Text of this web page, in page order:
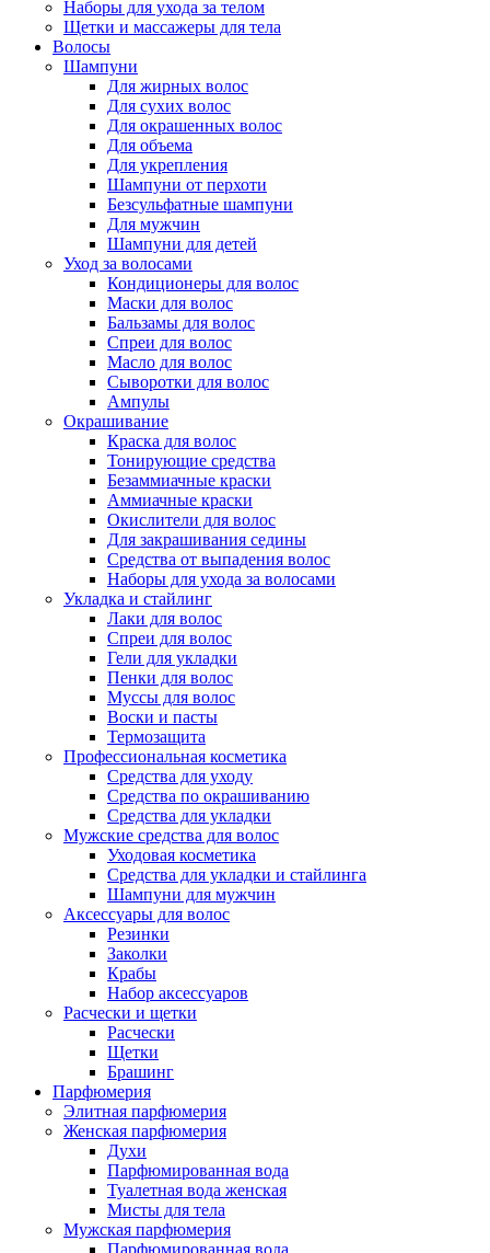
Наборы для ухода за телом
Щетки и массажеры для тела
Волосы
Шампуни
Для жирных волос
Для сухих волос
Для окрашенных волос
Для объема
Для укрепления
Шампуни от перхоти
Безсульфатные шампуни
Для мужчин
Шампуни для детей
Уход за волосами
Кондиционеры для волос
Маски для волос
Бальзамы для волос
Спреи для волос
Масло для волос
Сыворотки для волос
Ампулы
Окрашивание
Краска для волос
Тонирующие средства
Безаммиачные краски
Аммиачные краски
Окислители для волос
Для закрашивания седины
Средства от выпадения волос
Наборы для ухода за волосами
Укладка и стайлинг
Лаки для волос
Спреи для волос
Гели для укладки
Пенки для волос
Муссы для волос
Воски и пасты
Термозащита
Профессиональная косметика
Средства для уходу
Средства по окрашиванию
Средства для укладки
Мужские средства для волос
Уходовая косметика
Средства для укладки и стайлинга
Шампуни для мужчин
Аксессуары для волос
Резинки
Заколки
Крабы
Набор аксессуаров
Расчески и щетки
Расчески
Щетки
Брашинг
Парфюмерия
Элитная парфюмерия
Женская парфюмерия
Духи
Парфюмированная вода
Туалетная вода женская
Мисты для тела
Мужская парфюмерия
Парфюмированная вода